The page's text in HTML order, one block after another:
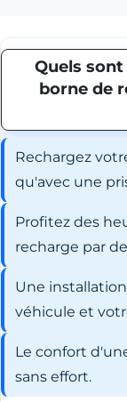
Quels
borne de
Rechargez
qu'avec une
Profitez des
recharge par
Une
véhicule et
Le confort
sans effort.